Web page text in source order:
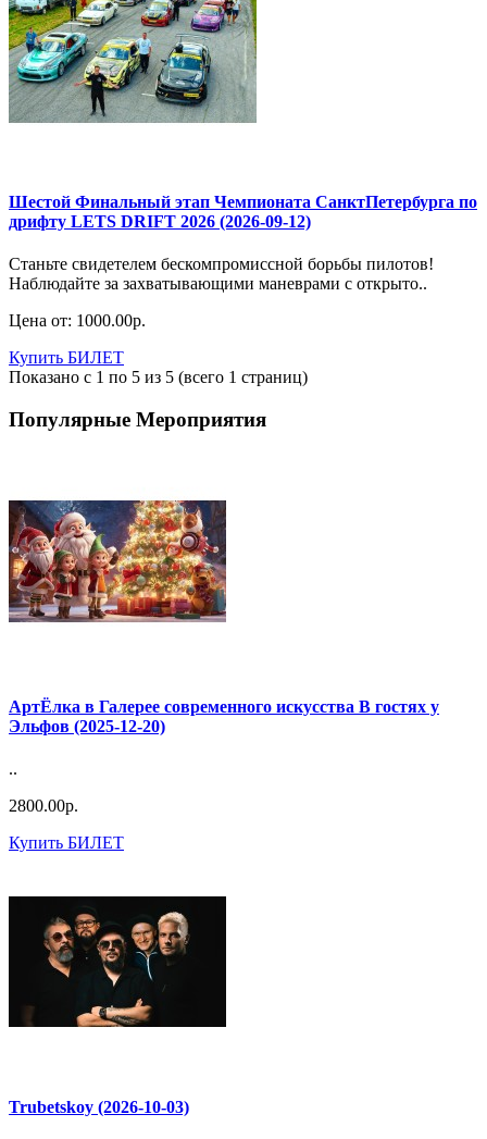
Шестой Финальный этап Чемпионата СанктПетербурга по
дрифту LETS DRIFT 2026 (2026-09-12)
Станьте свидетелем бескомпромиссной борьбы пилотов!
Наблюдайте за захватывающими маневрами с открыто..
Цена от: 1000.00р.
Купить БИЛЕТ
Показано с 1 по 5 из 5 (всего 1 страниц)
Популярные Мероприятия
АртЁлка в Галерее современного искусства В гостях у
Эльфов (2025-12-20)
..
2800.00р.
Купить БИЛЕТ
Trubetskoy (2026-10-03)